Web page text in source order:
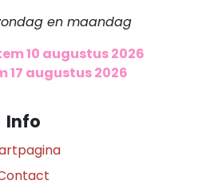
en maandag
tem 10 augustus 2026
17 augustus 2026
Info